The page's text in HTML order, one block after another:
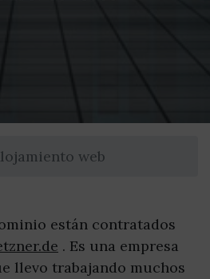
web
están contratados
. Es una empresa
llevo trabajando muchos